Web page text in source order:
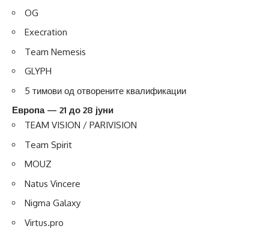
OG
Execration
Team Nemesis
GLYPH
5 тимови од отворените квалификации
Европа — 21 до 28 јуни
TEAM VISION / PARIVISION
Team Spirit
MOUZ
Natus Vincere
Nigma Galaxy
Virtus.pro